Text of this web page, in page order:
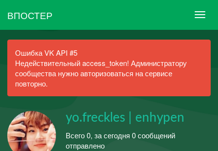
ВПОСТЕР
Ошибка VK API #5
Недействительный access_token! Администратору
сообщества нужно авторизоваться на сервисе
повторно.
yo.freckles | enhypen
Всего 0, за сегодня 0 сообщений
отправлено